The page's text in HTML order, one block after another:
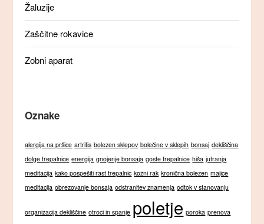
Žaluzije
Zaščitne rokavice
Zobni aparat
Oznake
alergija na pršice artritis bolezen sklepov bolečine v sklepih bonsaj dekliščina
dolge trepalnice energija gnojenje bonsaja goste trepalnice hiša jutranja
meditacija kako pospešiti rast trepalnic kožni rak kronična bolezen majice
meditacija obrezovanje bonsaja odstranitev znamenja odtok v stanovanju
organizacija dekliščine otroci in spanje poletje poroka prenova